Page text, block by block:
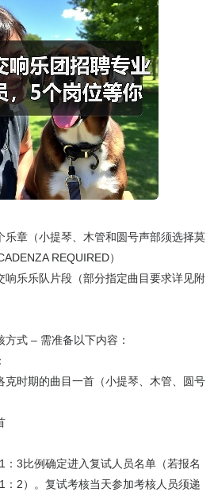
章（小提琴、木管和圆号声部须选择莫
REQUIRED）
乐乐队片段（部分指定曲目要求详见附
式 – 需准备以下内容：
时期的曲目一首（小提琴、木管、圆号
3比例确定进入复试人员名单（若报名
：2）。复试考核当天参加考核人员须递